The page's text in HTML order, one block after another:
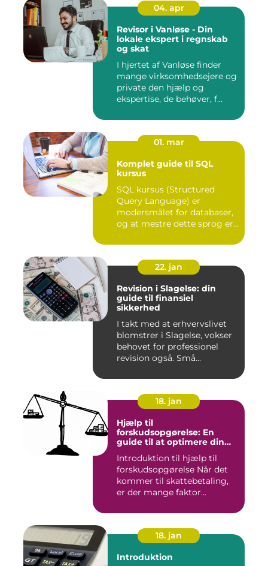
04. apr
Revisor i Vanløse - Din
lokale ekspert i regnskab
og skat
I hjertet af Vanløse finder
mange virksomhedsejere og
private den hjælp og
ekspertise, de behøver, f...
01. mar
Komplet guide til SQL
kursus
SQL kursus (Structured
Query Language) er
modersmålet for databaser,
og at mestre dette sprog er
22. jan
Revision i Slagelse: din
guide til finansiel
sikkerhed
I takt med at erhvervslivet
blomstrer i Slagelse, vokser
behovet for professionel
revision også. Små...
18. jan
Hjælp til
forskudsopgørelse: En
guide til at optimere din
Introduktion til hjælp til
forskudsopgørelse Når det
kommer til skattebetaling,
er der mange faktor...
18. jan
Introduktion